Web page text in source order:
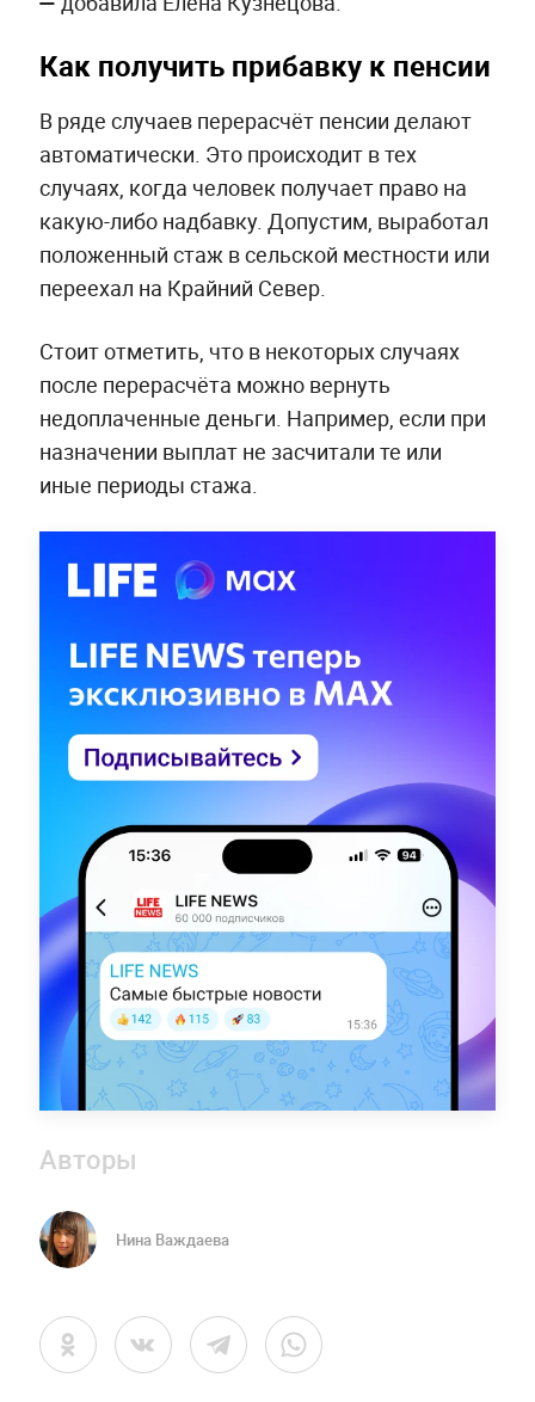
Как получить прибавку к пенсии
В ряде случаев перерасчёт пенсии делают
автоматически. Это происходит в тех
случаях, когда человек получает право на
какую-либо надбавку. Допустим, выработал
положенный стаж в сельской местности или
переехал на Крайний Север.
Стоит отметить, что в некоторых случаях
после перерасчёта можно вернуть
недоплаченные деньги. Например, если при
назначении выплат не засчитали те или
иные периоды стажа.
Авторы
Нина Важдаева